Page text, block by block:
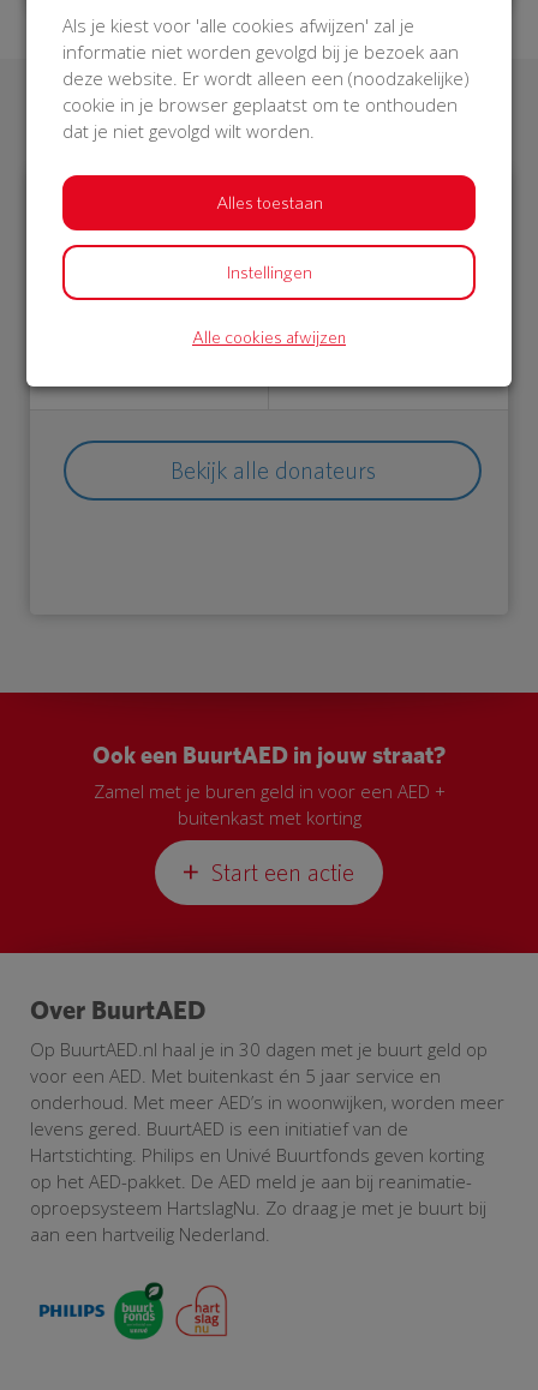
Laatste donaties
€ 4 € 15
Bekijk alle donateurs
Ook een BuurtAED in jouw straat?
Zamel met je buren geld in voor een AED +
buitenkast met korting
Start een actie
Over BuurtAED
Op BuurtAED.nl haal je in 30 dagen met je buurt geld op
voor een AED. Met buitenkast én 5 jaar service en
onderhoud. Met meer AED’s in woonwijken, worden meer
levens gered. BuurtAED is een initiatief van de
Hartstichting. Philips en Univé Buurtfonds geven korting
op het AED-pakket. De AED meld je aan bij reanimatie-
oproepsysteem HartslagNu. Zo draag je met je buurt bij
aan een hartveilig Nederland.
Als je kiest voor 'alle cookies afwijzen' zal je
informatie niet worden gevolgd bij je bezoek aan
deze website. Er wordt alleen een (noodzakelijke)
cookie in je browser geplaatst om te onthouden
dat je niet gevolgd wilt worden.
Alles toestaan
Instellingen
Alle cookies afwijzen